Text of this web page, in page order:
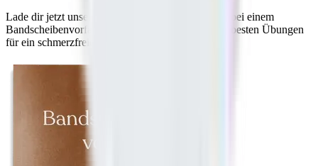
Lade dir jetzt unseren kostenfreien PDF-Ratgeber bei einem
Bandscheibenvorfall runter und starte mit unseren besten Übungen
für ein schmerzfreies Leben!